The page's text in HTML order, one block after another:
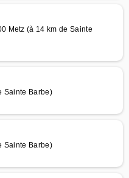
Metz (à 14 km de Sainte
Sainte Barbe)
Sainte Barbe)